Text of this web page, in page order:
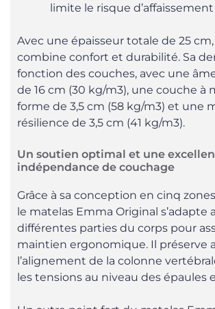
limite le risque
Avec une épaisseur totale de 25
combine confort et durabilité. Sa
fonction des couches, avec une
de 16 cm (30 kg/m3), une couche à
forme de 3,5 cm (58 kg/m3) et une
résilience de 3,5 cm (41 kg/m3).
Un soutien optimal et une
indépendance de couchage
Grâce à sa conception en cinq
le matelas Emma Original s’adapte
différentes parties du corps pour
maintien ergonomique. Il préserve
l’alignement de la colonne
les tensions au niveau des épaules